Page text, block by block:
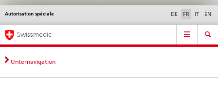
Navigation
directe:
actualités,
bases
contact
Actualités & Mises à
normes
Contact | Support &
aide
Autorisation spéciale DE FR IT EN
Service
Navigation
Swissmedic
Unternavigation